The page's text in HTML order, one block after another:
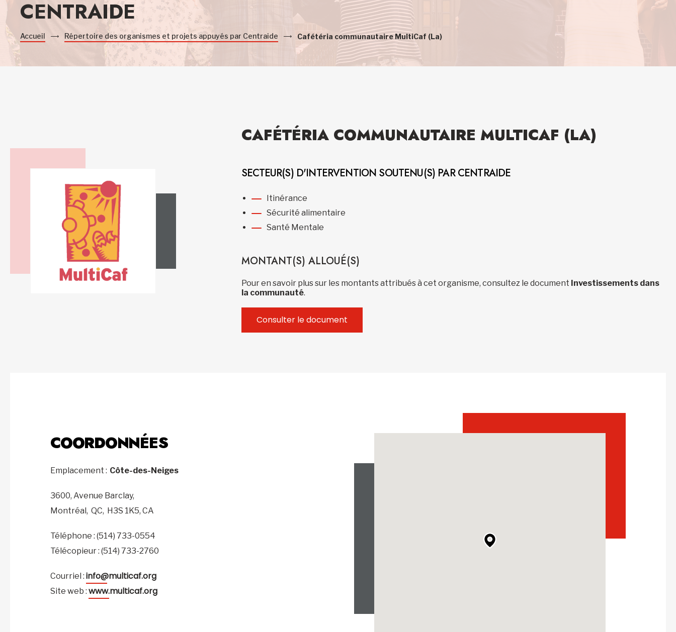
CENTRAIDE
Accueil Répertoire des organismes et projets appuyés par Centraide Cafétéria communautaire MultiCaf (La)
CAFÉTÉRIA COMMUNAUTAIRE MULTICAF (LA)
SECTEUR(S) D'INTERVENTION SOUTENU(S) PAR CENTRAIDE
Itinérance
Sécurité alimentaire
Santé Mentale
MONTANT(S) ALLOUÉ(S)
Pour en savoir plus sur les montants attribués à cet organisme, consultez le document Investissements dans
la communauté.
Consulter le document
COORDONNÉES
Emplacement : Côte-des-Neiges
3600, Avenue Barclay,
Montréal, QC, H3S 1K5, CA
Téléphone : (514) 733-0554
Télécopieur : (514) 733-2760
Courriel : info@multicaf.org
Site web : www.multicaf.org